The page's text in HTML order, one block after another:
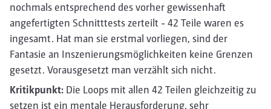
nochmals entsprechend des vorher gewissenhaft
angefertigten Schnitttests zerteilt - 42 Teile waren es
ingesamt. Hat man sie erstmal vorliegen, sind der
Fantasie an Inszenierungsmöglichkeiten keine Grenzen
gesetzt. Vorausgesetzt man verzählt sich nicht.
Kritikpunkt: Die Loops mit allen 42 Teilen gleichzeitig zu
setzen ist ein mentale Herausforderung, sehr